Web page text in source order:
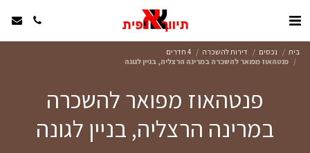
בית נכסים דירות להשכרה
4 חדרים
פנטהאוז מפואר להשכרה במרינה הרצליה, בניין לגונה
פנטהאוז מפואר להשכרה
במרינה הרצליה, בניין לגונה